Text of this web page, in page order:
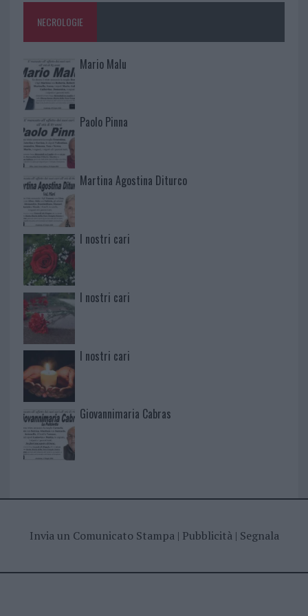
NECROLOGIE
Mario Malu
Paolo Pinna
Martina Agostina Diturco
I nostri cari
I nostri cari
I nostri cari
Giovannimaria Cabras
Invia un Comunicato Stampa| Pubblicità| Segnala